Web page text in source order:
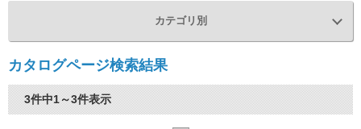
カテゴリ別
カタログページ検索結果
3件中1～3件表示